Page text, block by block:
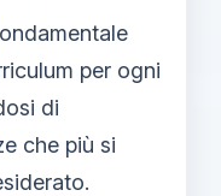
per ogni
di
che più si